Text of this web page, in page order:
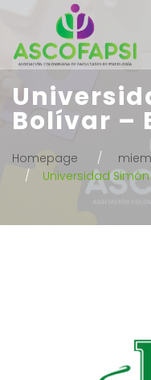
Bolívar –
Homepage
Universidad